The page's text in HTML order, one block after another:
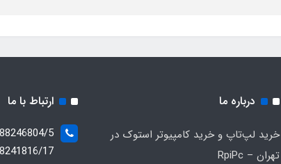
درباره ما
خرید لپ‌تاپ و خرید کامپیوتر استوک در
تهران – RpiPc
ارتباط با ما
17